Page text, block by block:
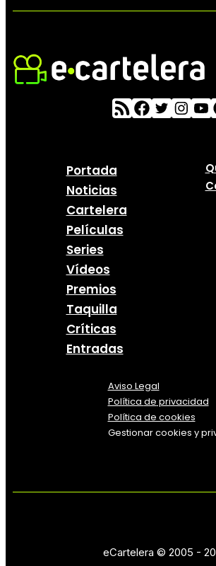
Portada
Noticias
Cartelera
Películas
Series
Vídeos
Premios
Taquilla
Críticas
Entradas
Aviso Legal
Política de privacidad
Política de cookies
Gestionar cookies y
eCartelera © 2005 -